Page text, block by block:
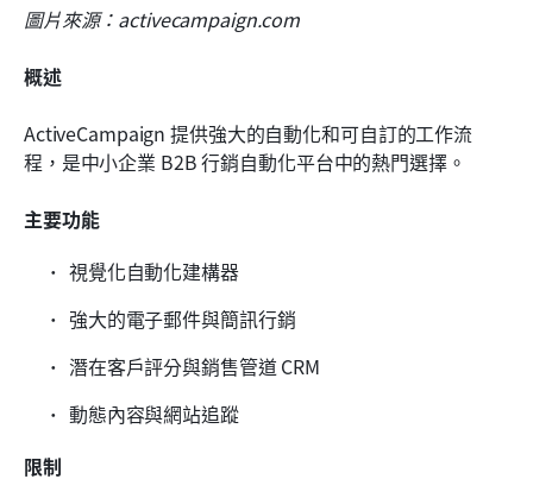
圖片來源：activecampaign.com
概述
ActiveCampaign 提供強大的自動化和可自訂的工作流
程，是中小企業 B2B 行銷自動化平台中的熱門選擇。
主要功能
視覺化自動化建構器
強大的電子郵件與簡訊行銷
潛在客戶評分與銷售管道 CRM
動態內容與網站追蹤
限制